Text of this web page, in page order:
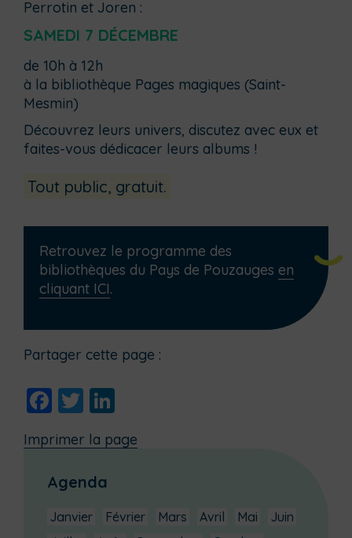
Perrotin et Joren :
SAMEDI 7 DÉCEMBRE
de 10h à 12h
à la bibliothèque Pages magiques (Saint-
Mesmin)
Découvrez leurs univers, discutez avec eux et
faites-vous dédicacer leurs albums !
Tout public, gratuit.
Retrouvez le programme des
bibliothèques du Pays de Pouzauges en
cliquant ICI.
Partager cette page :
Facebook
Twitter
Imprimer la page
Agenda
Janvier Février Mars Avril Mai
Juin